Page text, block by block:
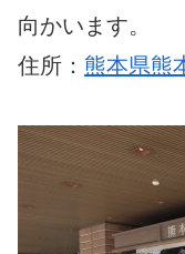
向かいます。
住所： 熊本県熊